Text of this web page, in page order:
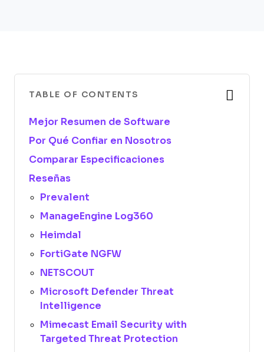
TABLE OF CONTENTS
Mejor Resumen de Software
Por Qué Confiar en Nosotros
Comparar Especificaciones
Reseñas
Prevalent
ManageEngine Log360
Heimdal
FortiGate NGFW
NETSCOUT
Microsoft Defender Threat
Intelligence
Mimecast Email Security with
Targeted Threat Protection